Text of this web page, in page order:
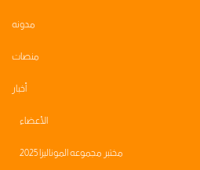
مدونه
منصات
أخبار
الأعضاء
مختبر مجموعه الموناليزا 2025